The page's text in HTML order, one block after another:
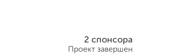
2 спонсора
Проект завершен